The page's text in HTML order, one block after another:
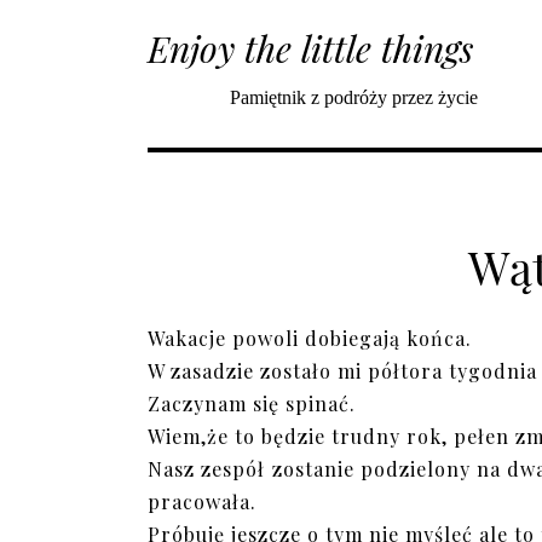
Enjoy the little things
Pamiętnik z podróży przez życie
Wakacje powoli dobiegają końca.
W zasadzie zostało mi półtora
Zaczynam się spinać.
Wiem,że to będzie trudny rok, pełen
Nasz zespół zostanie podzielony na
pracowała.
Próbuję jeszcze o tym nie myśleć ale